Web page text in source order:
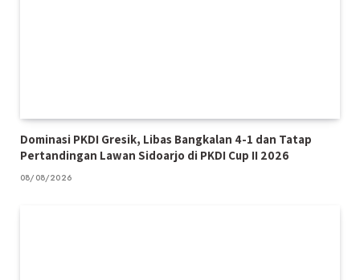
Dominasi PKDI Gresik, Libas Bangkalan 4-1 dan Tatap
Pertandingan Lawan Sidoarjo di PKDI Cup II 2026
08/08/2026